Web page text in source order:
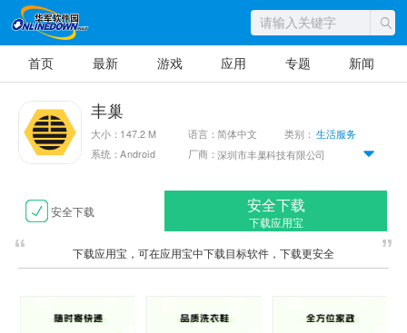
首页 最新 游戏 应用 专题 新闻
丰巢
大小：147.2 M 语言：简体中文 类别：生活服务
系统：Android
厂商：深圳市丰巢科技有限公司
安全下载 安全下载
下载应用宝
下载应用宝，可在应用宝中下载目标软件，下载更安全